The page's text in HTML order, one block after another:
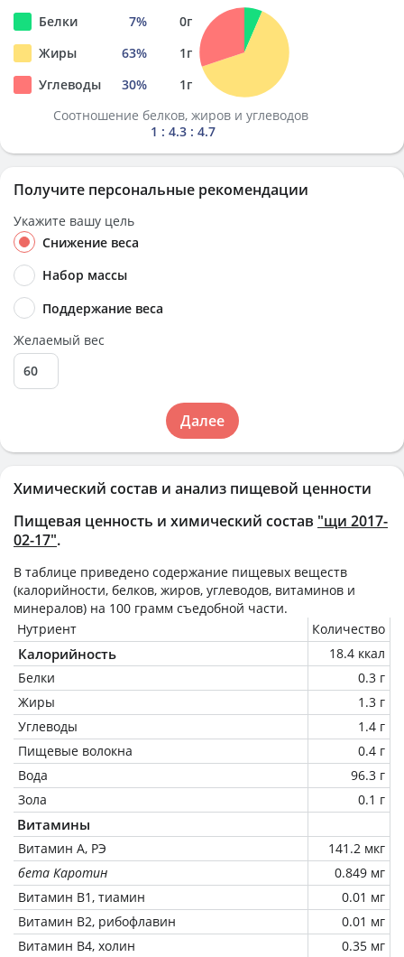
Химический состав и анализ пищевой ценности
Пищевая ценность и химический состав "щи 2017-
02-17".
В таблице приведено содержание пищевых веществ
(калорийности, белков, жиров, углеводов, витаминов и
минералов) на 100 грамм съедобной части.
Нутриент
Количество
Калорийность
18.4 ккал
Белки
0.3 г
Жиры
1.3 г
Углеводы
1.4 г
Пищевые волокна
0.4 г
Вода
96.3 г
Зола
0.1 г
Витамины
Витамин А, РЭ
141.2 мкг
бета Каротин
0.849 мг
Витамин В1, тиамин
0.01 мг
Витамин В2, рибофлавин
0.01 мг
Витамин В4, холин
0.35 мг
Белки 7% 0г
Жиры
63% 1г
Углеводы
30% 1г
Соотношение белков, жиров и углеводов
1 : 4.3 : 4.7
Получите персональные рекомендации
Укажите вашу цель
Снижение веса
Набор массы
Поддержание веса
Желаемый вес
Далее